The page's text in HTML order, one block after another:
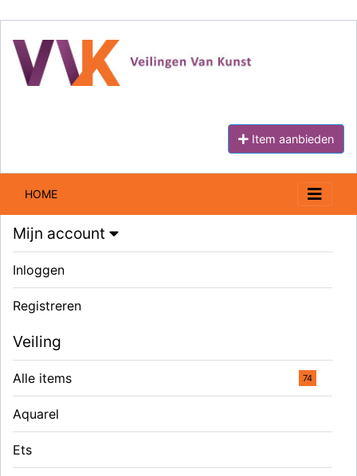
Item aanbieden
HOME
Mijn account
Inloggen
Registreren
Veiling
Alle items 74
Aquarel
Ets